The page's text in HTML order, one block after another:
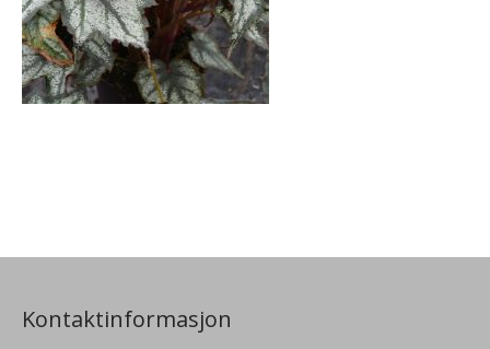
Kontaktinformasjon